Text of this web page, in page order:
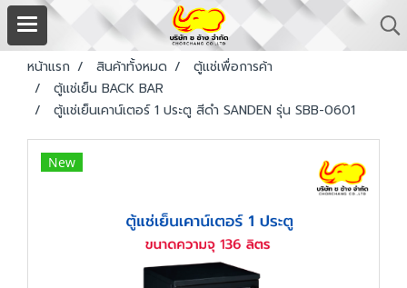
หน้าแรก สินค้าทั้งหมด
ตู้แช่เพื่อการค้า
ตู้แช่เย็น BACK BAR
ตู้แช่เย็นเคาน์เตอร์ 1 ประตู สีดำ SANDEN รุ่น SBB-0601
New